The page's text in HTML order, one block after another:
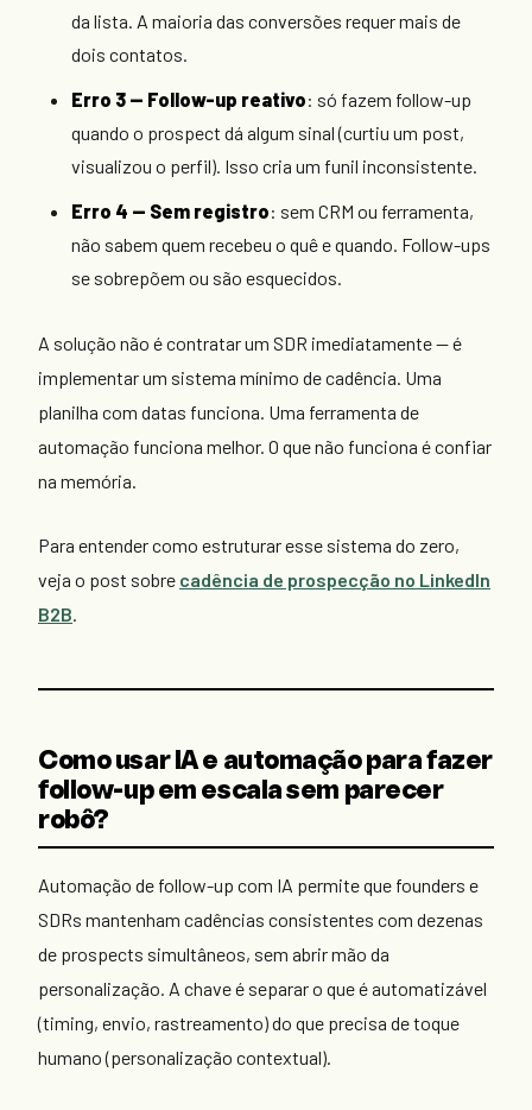
da lista. A maioria das conversões requer mais de
dois contatos.
Erro 3 — Follow-up reativo: só fazem follow-up
quando o prospect dá algum sinal (curtiu um post,
visualizou o perfil). Isso cria um funil inconsistente.
Erro 4 — Sem registro: sem CRM ou ferramenta,
não sabem quem recebeu o quê e quando. Follow-ups
se sobrepõem ou são esquecidos.
A solução não é contratar um SDR imediatamente — é
implementar um sistema mínimo de cadência. Uma
planilha com datas funciona. Uma ferramenta de
automação funciona melhor. O que não funciona é confiar
na memória.
Para entender como estruturar esse sistema do zero,
veja o post sobre cadência de prospecção no LinkedIn
B2B.
Como usar IA e automação para fazer
follow-up em escala sem parecer
robô?
Automação de follow-up com IA permite que founders e
SDRs mantenham cadências consistentes com dezenas
de prospects simultâneos, sem abrir mão da
personalização. A chave é separar o que é automatizável
(timing, envio, rastreamento) do que precisa de toque
humano (personalização contextual).